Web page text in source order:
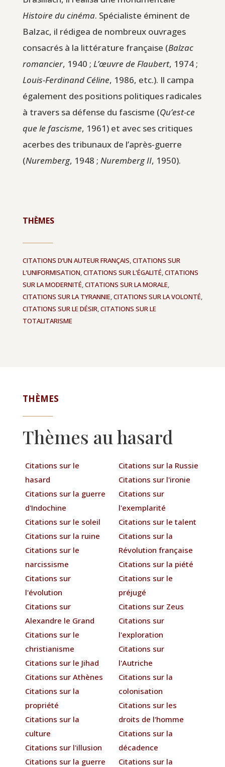
Histoire du cinéma. Spécialiste éminent de
Balzac, il rédigea de nombreux ouvrages
consacrés à la littérature française (Balzac
romancier, 1940 ; L’œuvre de Flaubert, 1974 ;
Louis-Ferdinand Céline, 1986, etc.). Il campa
également des positions politiques radicales
à travers sa défense du fascisme (Qu’est-ce
que le fascisme, 1961) et avec ses critiques
acerbes des tribunaux de l’après-guerre
(Nuremberg, 1948 ; Nuremberg II, 1950).
THÈMES
CITATIONS D’UN AUTEUR FRANÇAIS,CITATIONS SUR
L'UNIFORMISATION,CITATIONS SUR L'ÉGALITÉ,CITATIONS
SUR LA MODERNITÉ,CITATIONS SUR LA MORALE,
CITATIONS SUR LA TYRANNIE,CITATIONS SUR LA VOLONTÉ,
CITATIONS SUR LE DÉSIR,CITATIONS SUR LE
TOTALITARISME
THÈMES
Thèmes au hasard
Citations sur le
hasard
Citations sur la guerre
d'Indochine
Citations sur le soleil
Citations sur la ruine
Citations sur le
narcissisme
Citations sur
l'évolution
Citations sur
Alexandre le Grand
Citations sur le
christianisme
Citations sur le Jihad
Citations sur Athènes
Citations sur la
propriété
Citations sur la
culture
Citations sur l'illusion
Citations sur la guerre
Citations sur la Russie
Citations sur l'ironie
Citations sur
l'exemplarité
Citations sur le talent
Citations sur la
Révolution française
Citations sur la piété
Citations sur le
préjugé
Citations sur Zeus
Citations sur
l'exploration
Citations sur
l'Autriche
Citations sur la
colonisation
Citations sur les
droits de l'homme
Citations sur la
décadence
Citations sur la